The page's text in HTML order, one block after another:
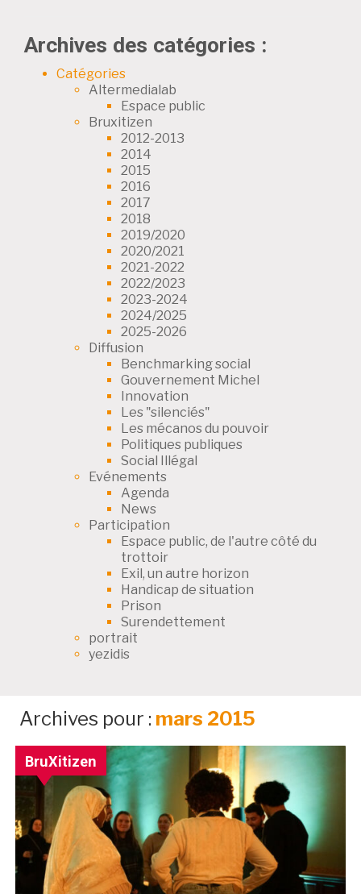
Archives des catégories :
Catégories
Altermedialab
Espace public
Bruxitizen
2012-2013
2014
2015
2016
2017
2018
2019/2020
2020/2021
2021-2022
2022/2023
2023-2024
2024/2025
2025-2026
Diffusion
Benchmarking social
Gouvernement Michel
Innovation
Les "silenciés"
Les mécanos du pouvoir
Politiques publiques
Social Illégal
Evénements
Agenda
News
Participation
Espace public, de l'autre côté du
trottoir
Exil, un autre horizon
Handicap de situation
Prison
Surendettement
portrait
yezidis
Archives pour : mars 2015
BruXitizen